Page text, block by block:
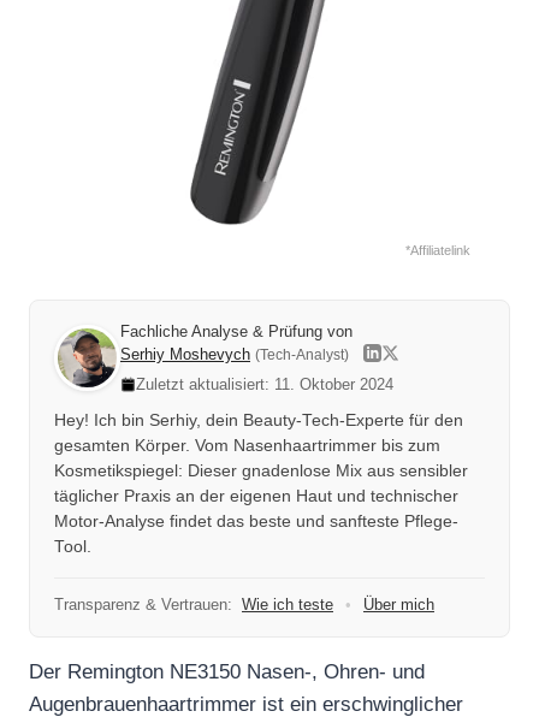
*Affiliatelink
Fachliche Analyse & Prüfung von
Serhiy Moshevych (Tech-Analyst)
Zuletzt aktualisiert: 11. Oktober 2024
Hey! Ich bin Serhiy, dein Beauty-Tech-Experte für den
gesamten Körper. Vom Nasenhaartrimmer bis zum
Kosmetikspiegel: Dieser gnadenlose Mix aus sensibler
täglicher Praxis an der eigenen Haut und technischer
Motor-Analyse findet das beste und sanfteste Pflege-
Tool.
Transparenz & Vertrauen: Wie ich teste • Über mich
Der Remington NE3150 Nasen-, Ohren- und
Augenbrauenhaartrimmer ist ein erschwinglicher